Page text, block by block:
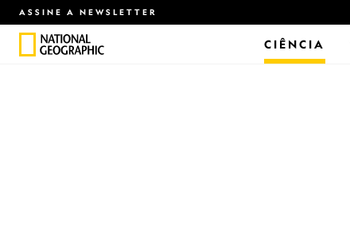
ASSINE A NEWSLETTER
CIÊNCIA